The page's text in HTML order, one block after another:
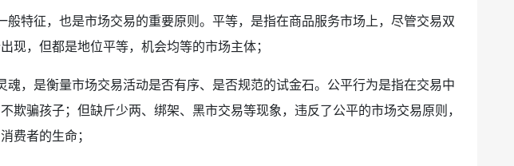
般特征，也是市场交易的重要原则。平等，是指在商品服务市场上，尽管交易双
现，但都是地位平等，机会均等的市场主体；
魂，是衡量市场交易活动是否有序、是否规范的试金石。公平行为是指在交易中
欺骗孩子；但缺斤少两、绑架、黑市交易等现象，违反了公平的市场交易原则，
费者的生命；